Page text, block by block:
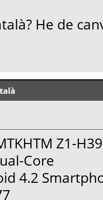
He de
Z1-
Core
4.2